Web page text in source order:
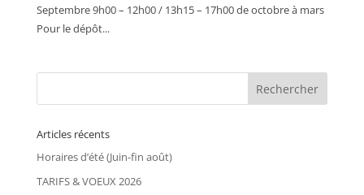
Septembre 9h00 – 12h00 / 13h15 – 17h00 de octobre à mars
Pour le dépôt...
Articles récents
Horaires d’été (Juin-fin août)
TARIFS & VOEUX 2026